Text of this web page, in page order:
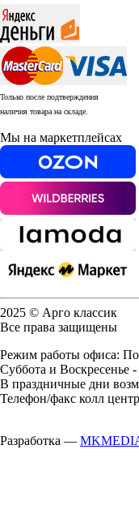
Только после подтверждения
наличия товара на складе.
Мы на маркетплейсах
2025 © Арго классик
Все права защищены
Режим работы офиса:
Суббота и Воскресенье
В праздничные дни
Телефон/факс колл
Разработка —